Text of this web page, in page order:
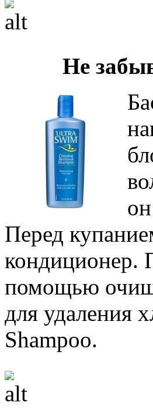
Не
Перед
кондиционер.
помощью
для удаления
Shampoo.